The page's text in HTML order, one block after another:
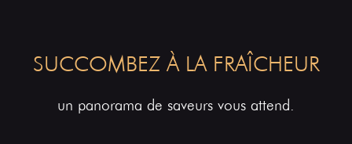
SUCCOMBEZ À LA FRAÎCHEUR
un panorama de saveurs vous attend.